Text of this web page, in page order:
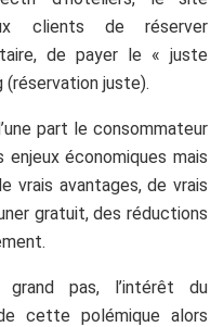
clients de réserver
de payer le « juste
(réservation juste).
part le consommateur
économiques mais
vrais avantages, de vrais
gratuit, des réductions
pas, l’intérêt du
cette polémique alors